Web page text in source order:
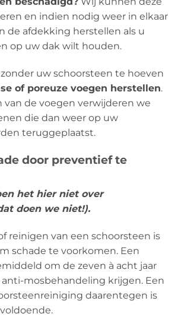
en indien nodig weer in elkaar
de afdekking herstellen als u
op uw dak wilt houden.
uw schoorsteen te hoeven
of poreuze voegen herstellen.
van de voegen verwijderen we
die dan weer op uw
teruggeplaatst.
door preventief te
het hier niet over
doen we niet!).
reinigen van een schoorsteen is
schade te voorkomen. Een
om de zeven à acht jaar
mosbehandeling krijgen. Een
daarentegen is